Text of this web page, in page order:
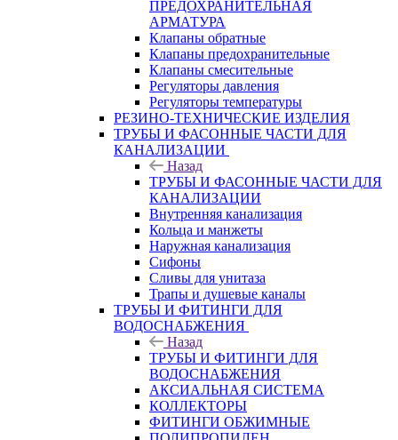
ПРЕДОХРАНИТЕЛЬНАЯ
АРМАТУРА
Клапаны обратные
Клапаны предохранительные
Клапаны смесительные
Регуляторы давления
Регуляторы температуры
РЕЗИНО-ТЕХНИЧЕСКИЕ ИЗДЕЛИЯ
ТРУБЫ И ФАСОННЫЕ ЧАСТИ ДЛЯ
КАНАЛИЗАЦИИ
Назад
ТРУБЫ И ФАСОННЫЕ ЧАСТИ ДЛЯ
КАНАЛИЗАЦИИ
Внутренняя канализация
Кольца и манжеты
Наружная канализация
Сифоны
Сливы для унитаза
Трапы и душевые каналы
ТРУБЫ И ФИТИНГИ ДЛЯ
ВОДОСНАБЖЕНИЯ
Назад
ТРУБЫ И ФИТИНГИ ДЛЯ
ВОДОСНАБЖЕНИЯ
АКСИАЛЬНАЯ СИСТЕМА
КОЛЛЕКТОРЫ
ФИТИНГИ ОБЖИМНЫЕ